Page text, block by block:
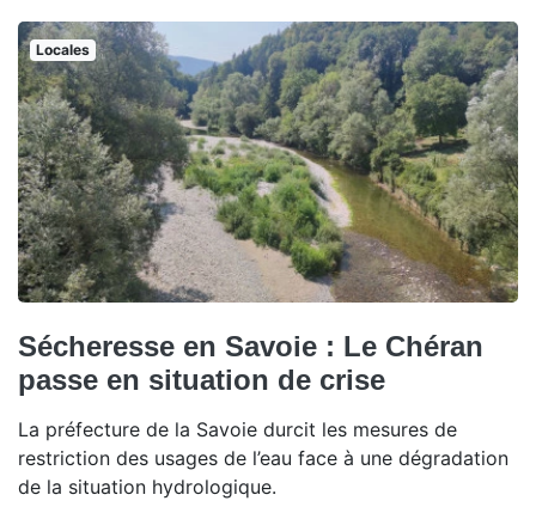
Locales
Sécheresse en Savoie : Le Chéran
passe en situation de crise
La préfecture de la Savoie durcit les mesures de
restriction des usages de l’eau face à une dégradation
de la situation hydrologique.